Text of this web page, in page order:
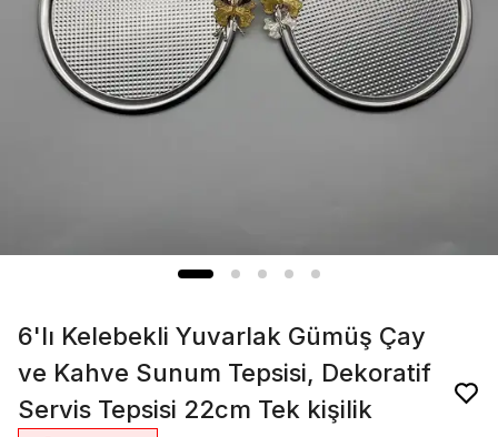
6'lı Kelebekli Yuvarlak Gümüş Çay
ve Kahve Sunum Tepsisi, Dekoratif
Servis Tepsisi 22cm Tek kişilik